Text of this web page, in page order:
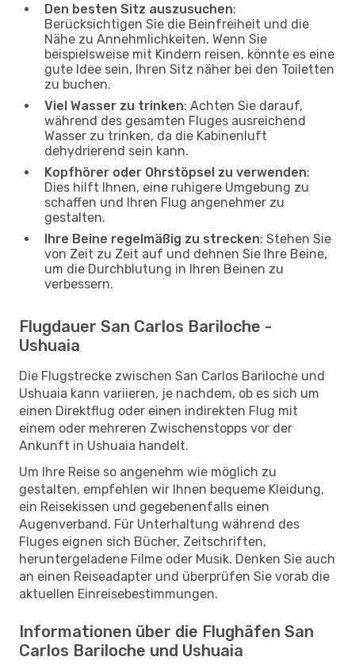
Den besten Sitz auszusuchen:
Berücksichtigen Sie die Beinfreiheit und die
Nähe zu Annehmlichkeiten. Wenn Sie
beispielsweise mit Kindern reisen, könnte es eine
gute Idee sein, Ihren Sitz näher bei den Toiletten
zu buchen.
Viel Wasser zu trinken: Achten Sie darauf,
während des gesamten Fluges ausreichend
Wasser zu trinken, da die Kabinenluft
dehydrierend sein kann.
Kopfhörer oder Ohrstöpsel zu verwenden:
Dies hilft Ihnen, eine ruhigere Umgebung zu
schaffen und Ihren Flug angenehmer zu
gestalten.
Ihre Beine regelmäßig zu strecken: Stehen Sie
von Zeit zu Zeit auf und dehnen Sie Ihre Beine,
um die Durchblutung in Ihren Beinen zu
verbessern.
Flugdauer San Carlos Bariloche -
Ushuaia
Die Flugstrecke zwischen San Carlos Bariloche und
Ushuaia kann variieren, je nachdem, ob es sich um
einen Direktflug oder einen indirekten Flug mit
einem oder mehreren Zwischenstopps vor der
Ankunft in Ushuaia handelt.
Um Ihre Reise so angenehm wie möglich zu
gestalten, empfehlen wir Ihnen bequeme Kleidung,
ein Reisekissen und gegebenenfalls einen
Augenverband. Für Unterhaltung während des
Fluges eignen sich Bücher, Zeitschriften,
heruntergeladene Filme oder Musik. Denken Sie auch
an einen Reiseadapter und überprüfen Sie vorab die
aktuellen Einreisebestimmungen.
Informationen über die Flughäfen San
Carlos Bariloche und Ushuaia